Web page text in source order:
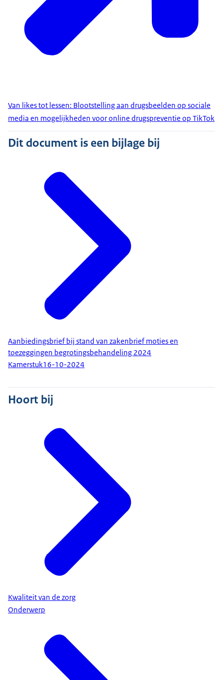
Van likes tot lessen: Blootstelling aan drugsbeelden op sociale
media en mogelijkheden voor online drugspreventie op TikTok
Dit document is een bijlage bij
Aanbiedingsbrief bij stand van zakenbrief moties en
toezeggingen begrotingsbehandeling 2024
Kamerstuk16-10-2024
Hoort bij
Kwaliteit van de zorg
Onderwerp